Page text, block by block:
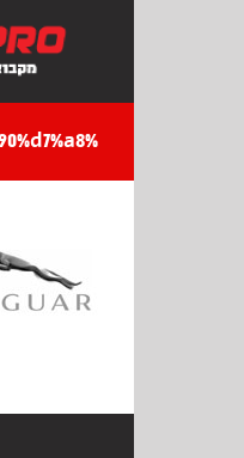
%d7%99%d7%92%d7%95%d7%90%d7%a8